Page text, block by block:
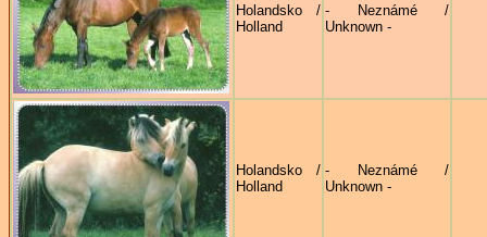
Holandsko /
Holland
- Neznámé /
Unknown -
Holandsko /
Holland
- Neznámé /
Unknown -